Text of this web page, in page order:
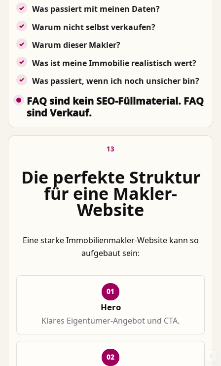
Was passiert mit meinen Daten?
Warum nicht selbst verkaufen?
Warum dieser Makler?
Was ist meine Immobilie realistisch wert?
Was passiert, wenn ich noch unsicher bin?
FAQ sind kein SEO-Füllmaterial. FAQ
sind Verkauf.
13
Die perfekte Struktur
für eine Makler-
Website
Eine starke Immobilienmakler-Website kann so
aufgebaut sein:
01
Hero
Klares Eigentümer-Angebot und CTA.
02 i